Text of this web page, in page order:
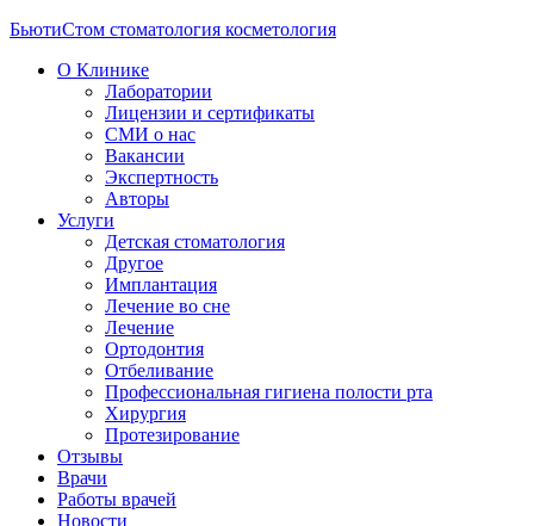
БьютиСтом стоматология косметология
О Клинике
Лаборатории
Лицензии и сертификаты
СМИ о нас
Вакансии
Экспертность
Авторы
Услуги
Детская стоматология
Другое
Имплантация
Лечение во сне
Лечение
Ортодонтия
Отбеливание
Профессиональная гигиена полости рта
Хирургия
Протезирование
Отзывы
Врачи
Работы врачей
Новости